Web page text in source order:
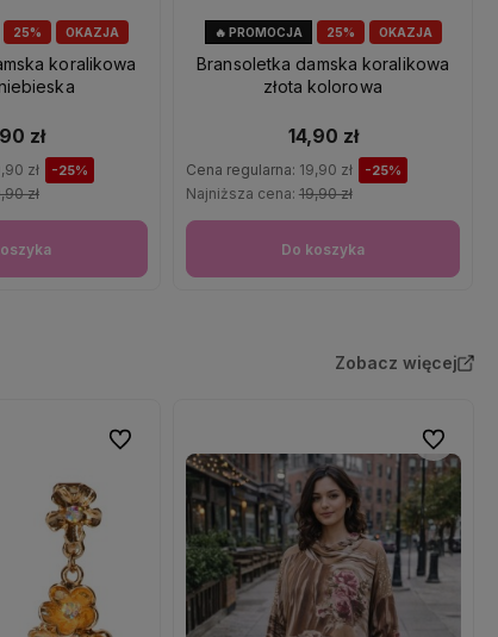
25% OKAZJA
koralikowa
zł
zł -25%
zł
25% OKAZJA
🔥 PROMOCJA
Bransoletka damska koralikowa
złota kolorowa
14,90 zł
Cena regularna: 19,90 zł -25%
Najniższa cena: 19,90 zł
Do koszyka
Zobacz więcej
Do ulubionych Do